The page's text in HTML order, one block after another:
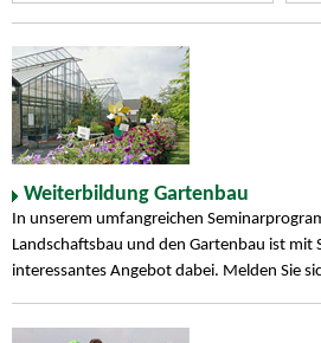
Weiterbildung Gartenbau
In unserem umfangreichen
Landschaftsbau und den Gartenbau ist mit
interessantes Angebot dabei. Melden Sie